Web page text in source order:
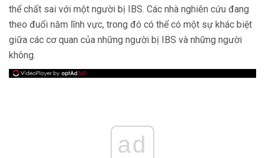
thể chất sai với một người bị IBS. Các nhà nghiên cứu đang
theo đuổi năm lĩnh vực, trong đó có thể có một sự khác biệt
giữa các cơ quan của những người bị IBS và những người
không.
ad